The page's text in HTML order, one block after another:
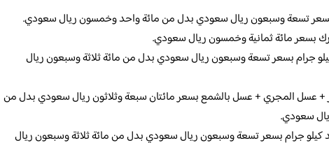
بسعر تسعة وسبعون ريال سعودي بدل من مائة واحد وخمسون ريال سعودي.
بسعر مائة ثمانية وخمسون ريال سعودي.
جرام بسعر تسعة وسبعون ريال سعودي بدل من مائة ثلاثة وسبعون ريال
+ عسل المجري + عسل بالشمع بسعر مائتان سبعة وثلاثون ريال سعودي بدل من
سعودي.
كيلو جرام بسعر تسعة وسبعون ريال سعودي بدل من مائة ثلاثة وسبعون ريال